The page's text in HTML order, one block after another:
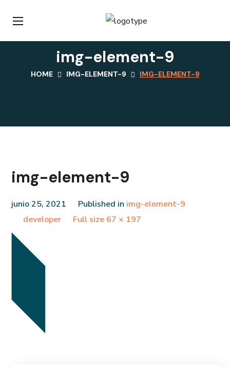
img-element-9
HOME IMG-ELEMENT-9 IMG-ELEMENT-9
img-element-9
junio 25, 2021 Published in img-element-9
developer
Full
Full size 67 × 197